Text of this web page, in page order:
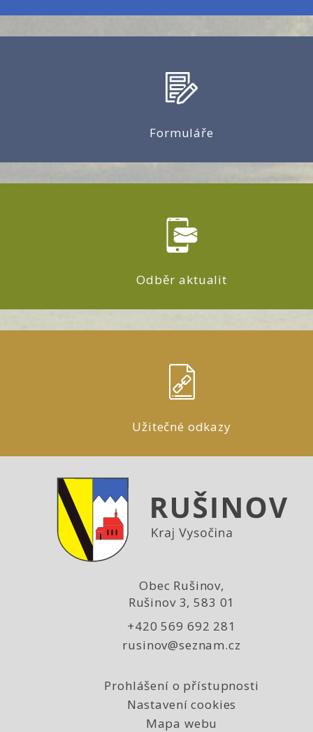
Formuláře
Odběr aktualit
Užitečné odkazy
Obec Rušinov,
Rušinov 3, 583 01
+420 569 692 281
rusinov@seznam.cz
Prohlášení o přístupnosti
Nastavení cookies
Mapa webu